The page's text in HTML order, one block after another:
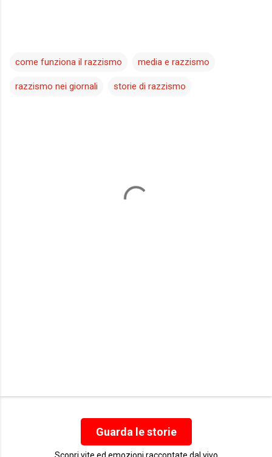
come funziona il razzismo media e razzismo
razzismo nei giornali storie di razzismo
Guarda le storie